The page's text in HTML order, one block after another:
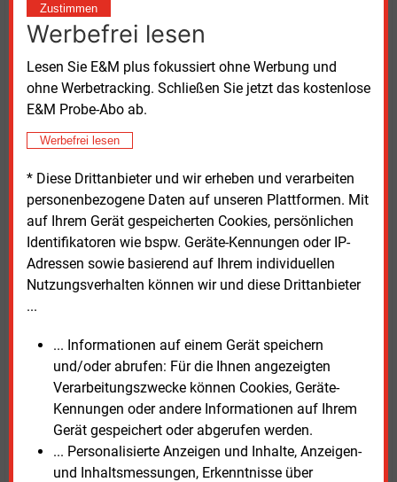
Zustimmen
Werbefrei lesen
Lesen Sie E&M plus fokussiert ohne Werbung und
ohne Werbetracking. Schließen Sie jetzt das kostenlose
E&M Probe-Abo ab.
Werbefrei lesen
* Diese Drittanbieter und wir erheben und verarbeiten
personenbezogene Daten auf unseren Plattformen. Mit
auf Ihrem Gerät gespeicherten Cookies, persönlichen
Identifikatoren wie bspw. Geräte-Kennungen oder IP-
Adressen sowie basierend auf Ihrem individuellen
Nutzungsverhalten können wir und diese Drittanbieter
...
... Informationen auf einem Gerät speichern
und/oder abrufen: Für die Ihnen angezeigten
Verarbeitungszwecke können Cookies, Geräte-
Kennungen oder andere Informationen auf Ihrem
Gerät gespeichert oder abgerufen werden.
... Personalisierte Anzeigen und Inhalte, Anzeigen-
und Inhaltsmessungen, Erkenntnisse über
differenzieren.
Zudem könnten Netzbetreiber Gebiete als
kapazitätslimitiert ausweisen. Neue Anlagen
müssten dann unter Umständen Redispatchrisiken
Kosten zu senken und den Zubau stärker an
verfügbare Netzkapazitäten zu koppeln. Weitere
geplante Regelungen betreffen standardisierte
Anschlussverfahren, Priorisierungskriterien sowie
mehr Transparenz über verfügbare Kapazitäten.
Netzbetreiber sollen entsprechende Informationen
zentral veröffentlichen, um
Investitionsentscheidungen zu erleichtern.
In der Branche stoßen diese Ansätze teilweise auf
Kritik. Verbände sehen grundlegende Prinzipien wie
den Einspeisevorrang unter Druck und warnen vor
möglichen Auswirkungen auf den Ausbau
erneuerbarer Energien. Insbesondere die geplante
Ausweisung kapazitätslimitierter Netzgebiete gilt als
umstritten.